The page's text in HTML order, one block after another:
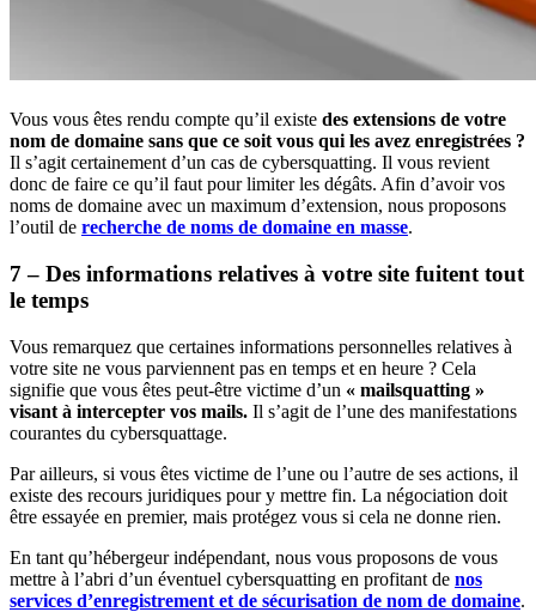
Vous vous êtes rendu compte qu’il existe des extensions de votre
nom de domaine sans que ce soit vous qui les avez enregistrées ?
Il s’agit certainement d’un cas de cybersquatting. Il vous revient
donc de faire ce qu’il faut pour limiter les dégâts. Afin d’avoir vos
noms de domaine avec un maximum d’extension, nous proposons
l’outil de recherche de noms de domaine en masse.
7 – Des informations relatives à votre site fuitent tout
le temps
Vous remarquez que certaines informations personnelles relatives à
votre site ne vous parviennent pas en temps et en heure ? Cela
signifie que vous êtes peut-être victime d’un « mailsquatting »
visant à intercepter vos mails. Il s’agit de l’une des manifestations
courantes du cybersquattage.
Par ailleurs, si vous êtes victime de l’une ou l’autre de ses actions, il
existe des recours juridiques pour y mettre fin. La négociation doit
être essayée en premier, mais protégez vous si cela ne donne rien.
En tant qu’hébergeur indépendant, nous vous proposons de vous
mettre à l’abri d’un éventuel cybersquatting en profitant de nos
services d’enregistrement et de sécurisation de nom de domaine.